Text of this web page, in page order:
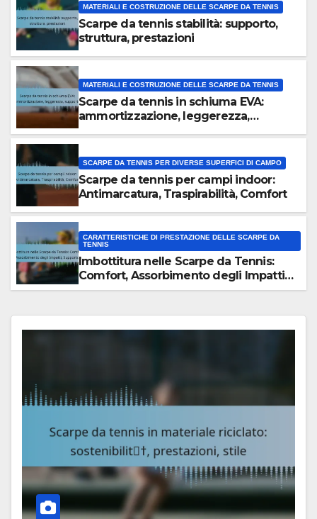
MATERIALI E COSTRUZIONE DELLE SCARPE DA TENNIS
Scarpe da tennis stabilità: supporto,
struttura, prestazioni
MATERIALI E COSTRUZIONE DELLE SCARPE DA TENNIS
Scarpe da tennis in schiuma EVA:
ammortizzazione, leggerezza,
SCARPE DA TENNIS PER DIVERSE SUPERFICI DI CAMPO
Scarpe da tennis per campi indoor:
Antimarcatura, Traspirabilità, Comfort
CARATTERISTICHE DI PRESTAZIONE DELLE SCARPE DA
TENNIS
Imbottitura nelle Scarpe da Tennis:
Comfort, Assorbimento degli Impatti,
Supporto